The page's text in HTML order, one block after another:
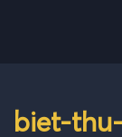
biet-